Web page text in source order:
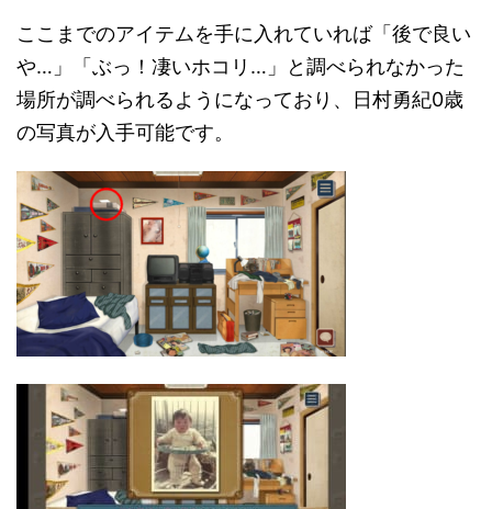
ここまでのアイテムを手に入れていれば「後で良い
や…」「ぶっ！凄いホコリ…」と調べられなかった
場所が調べられるようになっており、日村勇紀0歳
の写真が入手可能です。